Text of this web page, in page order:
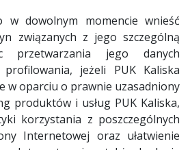
dowolnym momencie wnieść
związanych z jego szczególną
przetwarzania jego danych
jeżeli PUK Kaliska
w oparciu o prawnie uzasadniony
produktów i usług PUK Kaliska,
korzystania z poszczególnych
Internetowej oraz ułatwienie